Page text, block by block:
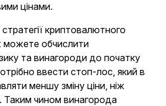
цінами.
криптовалютного
можете обчислити
та винагороди до початку
ввести стоп-лос, який в
меншу зміну ціни, ніж
Таким чином винагорода